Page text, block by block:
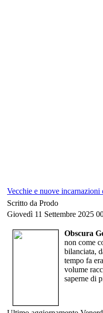
Vecchie e nuove
Scritto da Prodo
Giovedì 11 Settembre 2025
Obscura
non come
bilanciata,
tempo fa
volume
saperne di